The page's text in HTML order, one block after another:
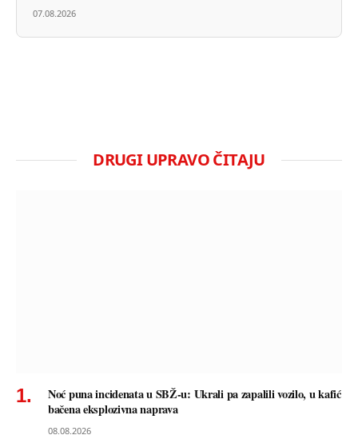
07.08.2026
DRUGI UPRAVO ČITAJU
Noć puna incidenata u SBŽ-u: Ukrali pa zapalili vozilo, u kafić
bačena eksplozivna naprava
08.08.2026